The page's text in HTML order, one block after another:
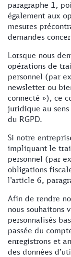
paragraphe 1,
également aux
mesures
demandes
Lorsque nous
opérations de
personnel (par
newsletter ou
connecté »), ce
juridique au
du RGPD.
Si notre
impliquant le
personnel (par
obligations
l’article 6,
Afin de rendre
nous souhaitons
personnalisés
passée du
enregistrons et
des données